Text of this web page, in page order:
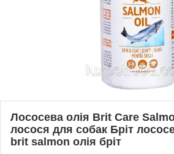
Лососева олія Brit Care
лосося для собак Бріт
brit salmon олія бріт